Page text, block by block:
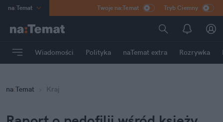
na:Temat
Poland
mama
Rozrywka
Twoje na:Temat Tryb Ciemny
Wiadomości Polityka naTemat extra Rozrywka
na:Temat Kraj